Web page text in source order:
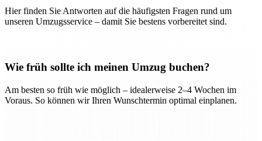
Hier finden Sie Antworten auf die häufigsten Fragen rund um
unseren Umzugsservice – damit Sie bestens vorbereitet sind.
Wie früh sollte ich meinen Umzug buchen?
Am besten so früh wie möglich – idealerweise 2–4 Wochen im
Voraus. So können wir Ihren Wunschtermin optimal einplanen.